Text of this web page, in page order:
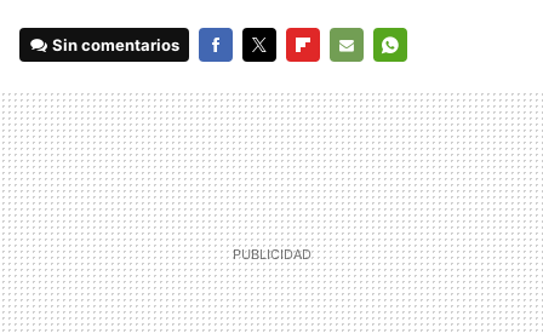
Sin comentarios
MAIL